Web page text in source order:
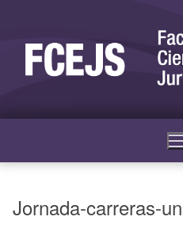
Jornada-carreras-